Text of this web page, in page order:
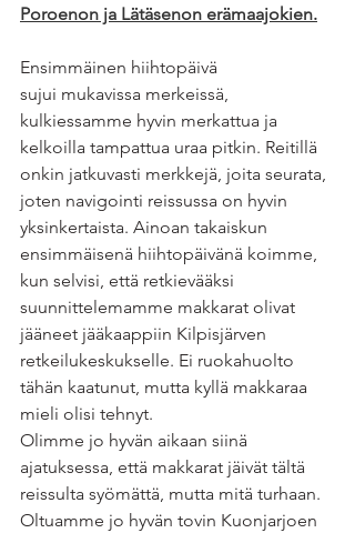
Poroenon ja Lätäsenon erämaajokien.
Ensimmäinen hiihtopäivä
sujui mukavissa merkeissä,
kulkiessamme hyvin merkattua ja
kelkoilla tampattua uraa pitkin. Reitillä
onkin jatkuvasti merkkejä, joita seurata,
joten navigointi reissussa on hyvin
yksinkertaista. Ainoan takaiskun
ensimmäisenä hiihtopäivänä koimme,
kun selvisi, että retkievääksi
suunnittelemamme makkarat olivat
jääneet jääkaappiin Kilpisjärven
retkeilukeskukselle. Ei ruokahuolto
tähän kaatunut, mutta kyllä makkaraa
mieli olisi tehnyt.
Olimme jo hyvän aikaan siinä
ajatuksessa, että makkarat jäivät tältä
reissulta syömättä, mutta mitä turhaan.
Oltuamme jo hyvän tovin Kuonjarjoen